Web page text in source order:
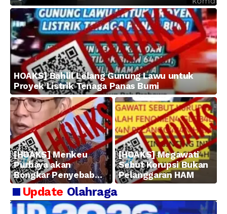
HOAKS] Bahlil Lelang Gunung Lawu untuk
Proyek Listrik Tenaga Panas Bumi
[HOAKS] Menkeu
Purbaya akan
Bongkar Penyebab
Kerugian BUMN
[HOAKS] Megawati
Sebut Korupsi Bukan
Pelanggaran HAM
Update Olahraga